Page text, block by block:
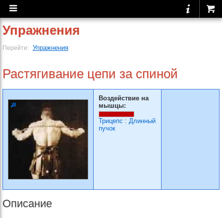
Упражнения
Перейти: Упражнения
Растягивание цепи за спиной
Воздействие на
мышцы:
Трицепс : Длинный
пучок
Описание